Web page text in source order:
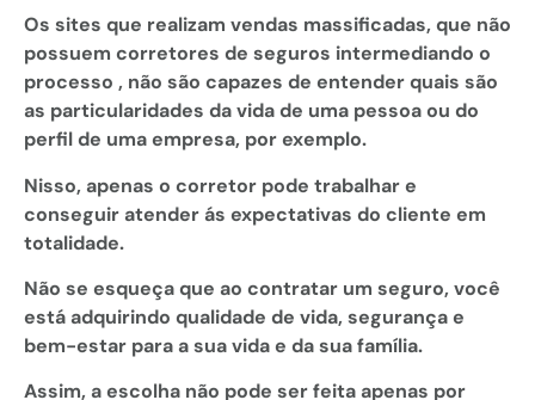
Os sites que realizam vendas massificadas, que não
possuem corretores de seguros intermediando o
processo , não são capazes de entender quais são
as particularidades da vida de uma pessoa ou do
perfil de uma empresa, por exemplo.
Nisso, apenas o corretor pode trabalhar e
conseguir atender ás expectativas do cliente em
totalidade.
Não se esqueça que ao contratar um seguro, você
está adquirindo qualidade de vida, segurança e
bem-estar para a sua vida e da sua família.
Assim, a escolha não pode ser feita apenas por